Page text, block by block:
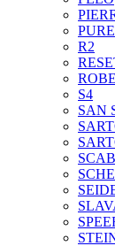
PURE
R2
S4
SAN